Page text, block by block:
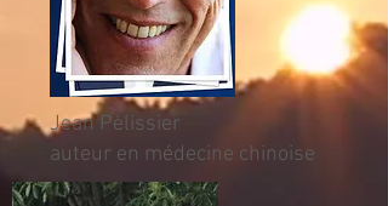
Jean Pèlissier
auteur en médecine chinoise